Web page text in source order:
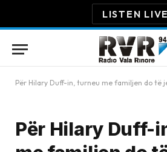
LISTEN LIVE
Për Hilary Duff-